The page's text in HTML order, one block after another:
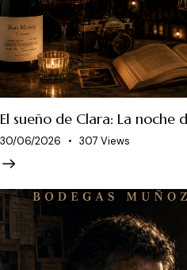
El sueño de Clara: La noche
30/06/2026 307 Views